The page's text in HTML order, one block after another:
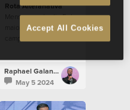
Rota Alteranativa
Mensagem do dia 5 de
maio de 2024 no
Raphael Galante
May 5 2024
Accept All Cookies